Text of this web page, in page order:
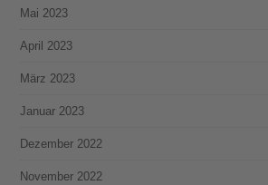
Mai 2023
April 2023
März 2023
Januar 2023
Dezember 2022
November 2022